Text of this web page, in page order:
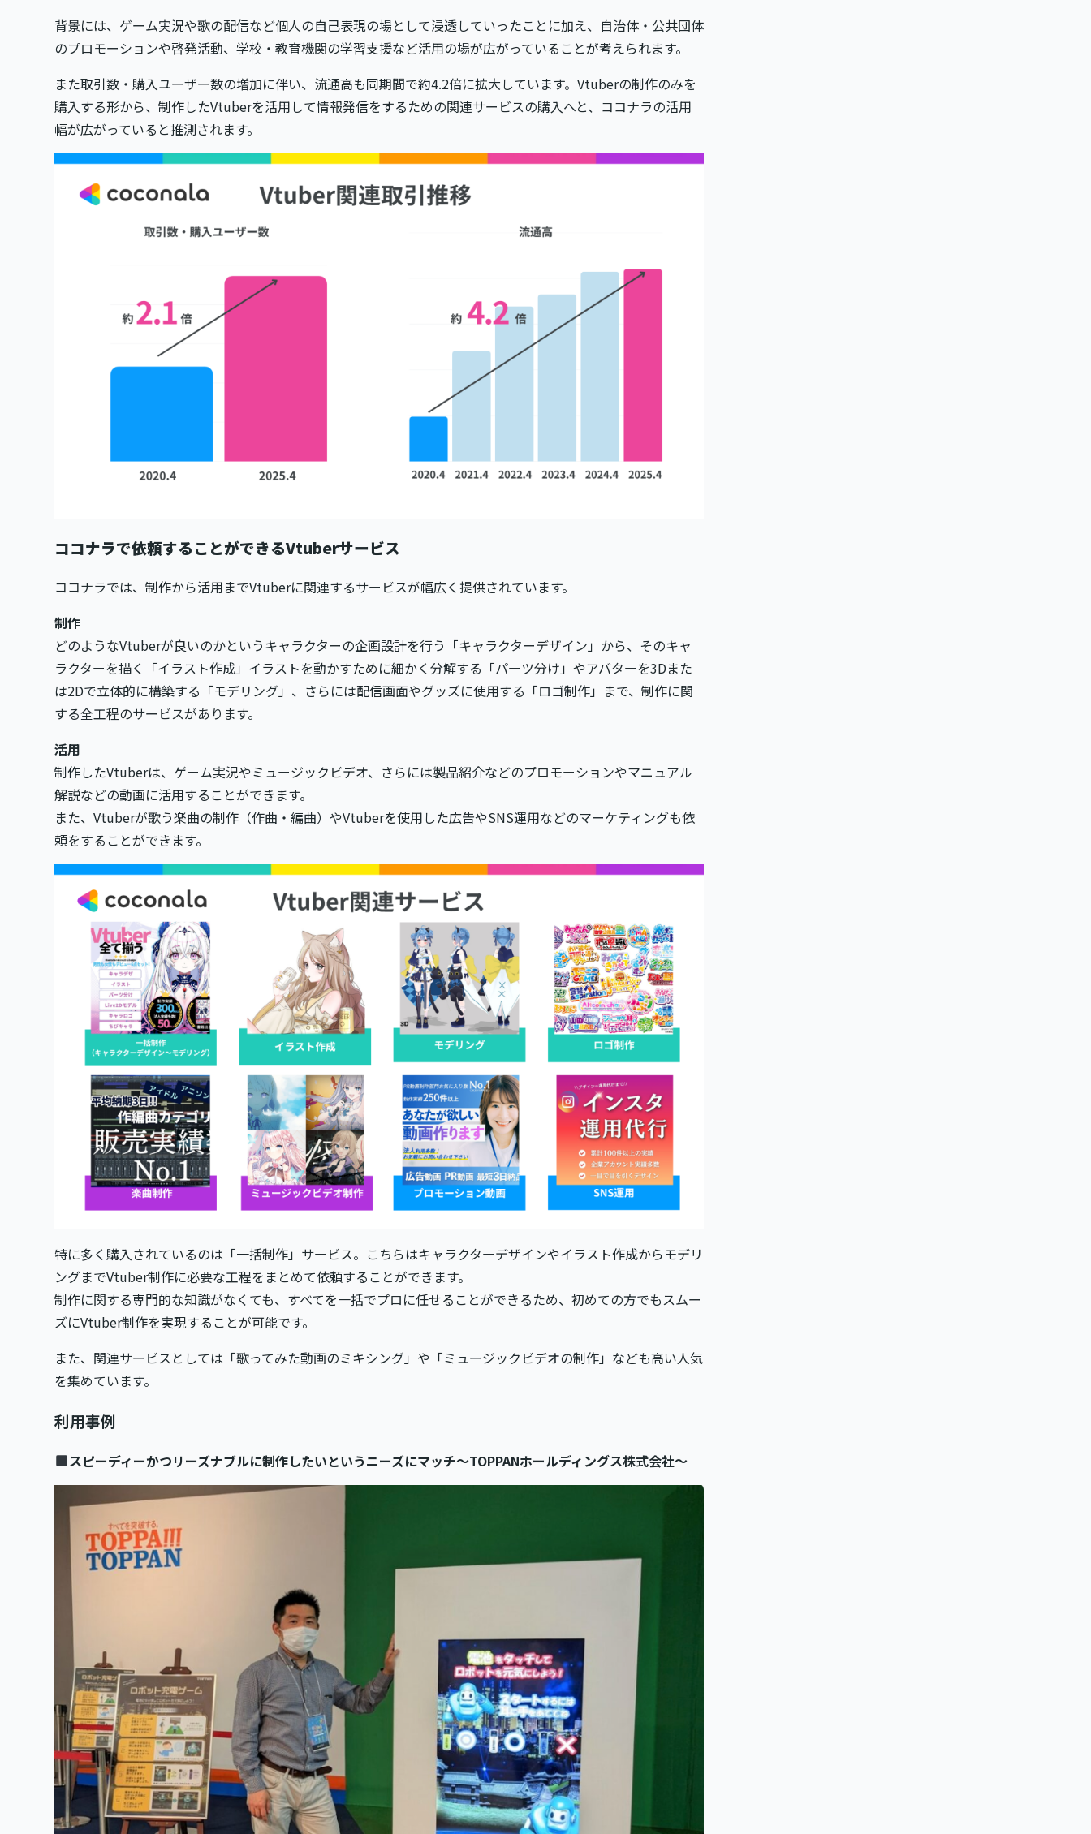
背景には、ゲーム実況や歌の配信など個人の自己表現の場として浸透していったことに加え、自治体・公共団体
のプロモーションや啓発活動、学校・教育機関の学習支援など活用の場が広がっていることが考えられます。
また取引数・購入ユーザー数の増加に伴い、流通高も同期間で約4.2倍に拡大しています。Vtuberの制作のみを
購入する形から、制作したVtuberを活用して情報発信をするための関連サービスの購入へと、ココナラの活用
幅が広がっていると推測されます。
ココナラで依頼することができるVtuberサービス
ココナラでは、制作から活用までVtuberに関連するサービスが幅広く提供されています。
制作
どのようなVtuberが良いのかというキャラクターの企画設計を行う「キャラクターデザイン」から、そのキャ
ラクターを描く「イラスト作成」イラストを動かすために細かく分解する「パーツ分け」やアバターを3Dまた
は2Dで立体的に構築する「モデリング」、さらには配信画面やグッズに使用する「ロゴ制作」まで、制作に関
する全工程のサービスがあります。
活用
制作したVtuberは、ゲーム実況やミュージックビデオ、さらには製品紹介などのプロモーションやマニュアル
解説などの動画に活用することができます。
また、Vtuberが歌う楽曲の制作（作曲・編曲）やVtuberを使用した広告やSNS運用などのマーケティングも依
頼をすることができます。
特に多く購入されているのは「一括制作」サービス。こちらはキャラクターデザインやイラスト作成からモデリ
ングまでVtuber制作に必要な工程をまとめて依頼することができます。
制作に関する専門的な知識がなくても、すべてを一括でプロに任せることができるため、初めての方でもスムー
ズにVtuber制作を実現することが可能です。
また、関連サービスとしては「歌ってみた動画のミキシング」や「ミュージックビデオの制作」なども高い人気
を集めています。
利用事例
スピーディーかつリーズナブルに制作したいというニーズにマッチ〜TOPPANホールディングス株式会社〜